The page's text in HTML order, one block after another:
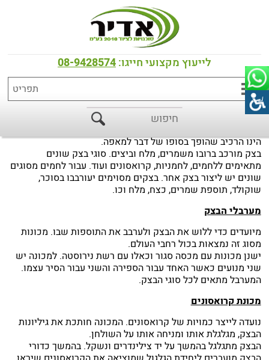
לייעוץ מקצועי חייגו:08-9428574
דף הבית>מידע מקצועי>מילון מונחים
מילון מונחים
הינו הרכיב שהופך בסופו של דבר למאפה.
בצק מורכב ברובו משמרים, מלח וביצים. סוגי בצק שונים
מתאימים ללחמים, לחמניות, קרואסונים ועוד. עבור לחמים מסוגים
שונים יש ליצור בצק אחר. בצקים מסוימים יעורבבו בסוכר,
שוקולד, תוספת שמרים, כצח, מלח וכו.
מערבלי הבצק
מיועדים כדי ללוש את הבצק ולערבב את התוספות שבו. מכונות
מסוג זה נמצאות בכול רחבי העולם.
ישנן מכונות עם מכסה סגור וכאלו עם רשת נירוסטה. למכונה יש
שני מנועים כאשר האחד עבור הספירה והשני עבור הסיר עצמו.
המערבל מתאים לכל סוגי הבצק.
מכונת קרואסונים
נועדה לייצר כמויות של קרואסונים. המכונה חותכת את גיליונות
הבצק, מגלגלת אותו ומניחה אותו על השולחן.
הבצק מתגלגל בהמשך על יד צילינדרים ונשקל. בהמשך כדורי